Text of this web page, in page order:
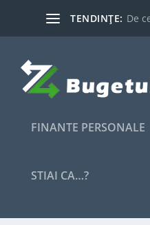
TENDINȚE: De
FINANTE PERSONALE
STIAI CA…?